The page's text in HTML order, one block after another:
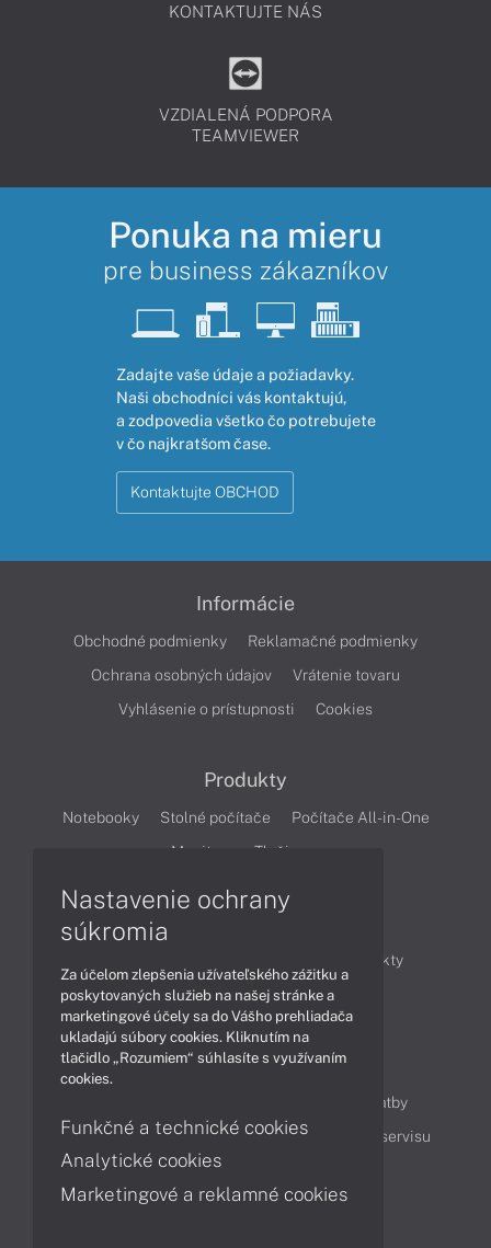
KONTAKTUJTE NÁS
VZDIALENÁ PODPORA
TEAMVIEWER
Ponuka na mieru
pre business zákazníkov
Zadajte vaše údaje a požiadavky.
Naši obchodníci vás kontaktujú,
a zodpovedia všetko čo potrebujete
v čo najkratšom čase.
Kontaktujte OBCHOD
Informácie
Obchodné podmienky
Reklamačné podmienky
Ochrana osobných údajov
Vrátenie tovaru
Vyhlásenie o prístupnosti
Cookies
Produkty
Notebooky Stolné počítače
Počítače All-in-One
Monitory
Tlačiarne
Produkty
Technológie
Videá
Obsah
Možnosti doručenia a platby
Podpora a servis
Servisné služby Cenník servisu
Kontakty
Nastavenie ochrany
súkromia
Za účelom zlepšenia užívateľského zážitku a
poskytovaných služieb na našej stránke a
marketingové účely sa do Vášho prehliadača
ukladajú súbory cookies. Kliknutím na
tlačidlo „Rozumiem“ súhlasíte s využívaním
cookies.
Funkčné a technické cookies
Analytické cookies
Marketingové a reklamné cookies